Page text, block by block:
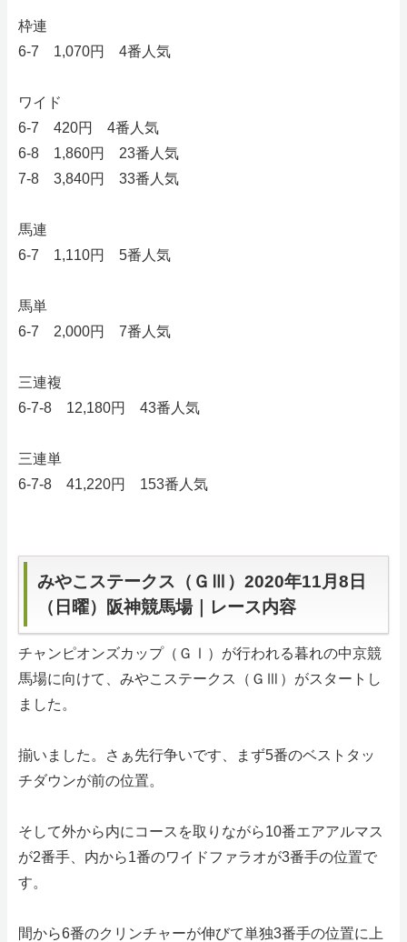
枠連
6-7 1,070円 4番人気
ワイド
6-7 420円 4番人気
6-8 1,860円 23番人気
7-8 3,840円 33番人気
馬連
6-7 1,110円 5番人気
馬単
6-7 2,000円 7番人気
三連複
6-7-8 12,180円 43番人気
三連単
6-7-8 41,220円 153番人気
みやこステークス（ＧⅢ）2020年11月8日
（日曜）阪神競馬場｜レース内容
チャンピオンズカップ（ＧⅠ）が行われる暮れの中京競
馬場に向けて、みやこステークス（ＧⅢ）がスタートし
ました。
揃いました。さぁ先行争いです、まず5番のベストタッ
チダウンが前の位置。
そして外から内にコースを取りながら10番エアアルマス
が2番手、内から1番のワイドファラオが3番手の位置で
す。
間から6番のクリンチャーが伸びて単独3番手の位置に上